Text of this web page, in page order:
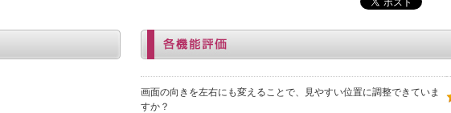
画面の向きを左右にも変えることで、見やすい位置に調整できていま
すか？